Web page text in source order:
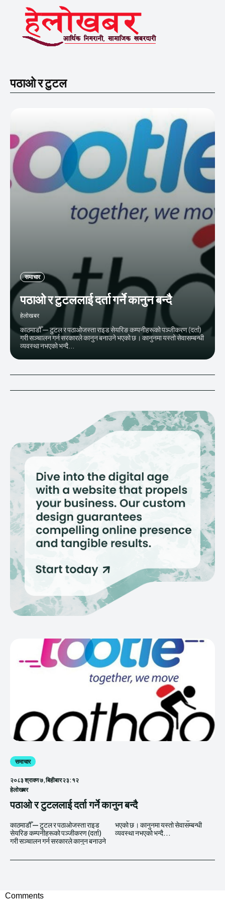
पठाओ र टुटल
समाचार
पठाओ र टुटललाई दर्ता गर्ने कानुन बन्दै
हेलाेखबर
काठमाडौँ — टुटल र पठाओजस्ता राइड सेयरिङ कम्पनीहरूको पञ्जीकरण (दर्ता)
गरी सञ्चालन गर्न सरकारले कानुन बनाउने भएको छ । कानुनमा यस्तो सेवासम्बन्धी
व्यवस्था नभएको भन्दै...
समाचार
२०८३ श्रावण ७, बिहीबार २३:१२
हेलाेखबर
पठाओ र टुटललाई दर्ता गर्ने कानुन बन्दै
काठमाडौँ — टुटल र पठाओजस्ता राइड
सेयरिङ कम्पनीहरूको पञ्जीकरण (दर्ता)
गरी सञ्चालन गर्न सरकारले कानुन बनाउने
भएको छ । कानुनमा यस्तो सेवासम्बन्धी
व्यवस्था नभएको भन्दै...
Comments